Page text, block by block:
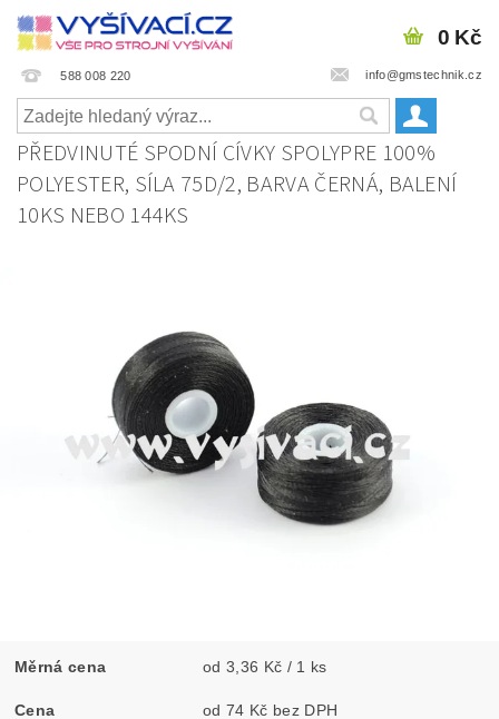
588 008 220 info@gmstechnik.cz
0 Kč
PŘEDVINUTÉ SPODNÍ CÍVKY SPOLYPRE 100%
POLYESTER, SÍLA 75D/2, BARVA ČERNÁ, BALENÍ
10KS NEBO 144KS
Měrná cena od 3,36 Kč / 1 ks
Cena od 74 Kč bez DPH